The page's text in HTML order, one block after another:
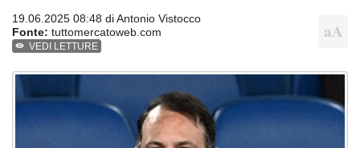
19.06.2025 08:48 diAntonio Vistocco
Fonte: tuttomercatoweb.com
VEDI LETTURE